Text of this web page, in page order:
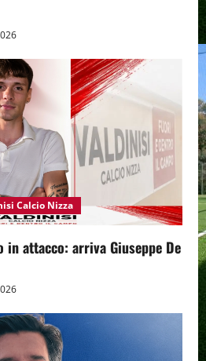
Calcio Nizza
in attacco: arriva Giuseppe De